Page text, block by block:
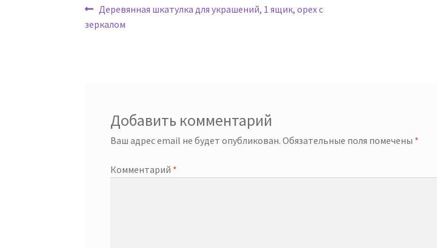
Навигация
по
Предыдущая
запись:
Деревянная шкатулка для украшений, 1 ящик, орех с
зеркалом
Добавить комментарий
Ваш адрес email не будет опубликован. Обязательные поля помечены *
Комментарий *